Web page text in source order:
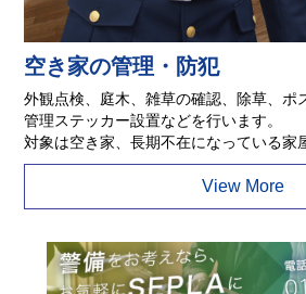
空き家の管理・防犯
外観点検、庭木、雑草の確認、除草、ポ
管理ステッカー設置などを行います。
対象は空き家、長期不在になっている家
View More